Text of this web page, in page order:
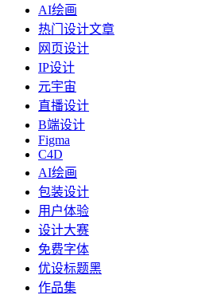
AI绘画
热门设计文章
网页设计
IP设计
元宇宙
直播设计
B端设计
Figma
C4D
AI绘画
包装设计
用户体验
设计大赛
免费字体
优设标题黑
作品集